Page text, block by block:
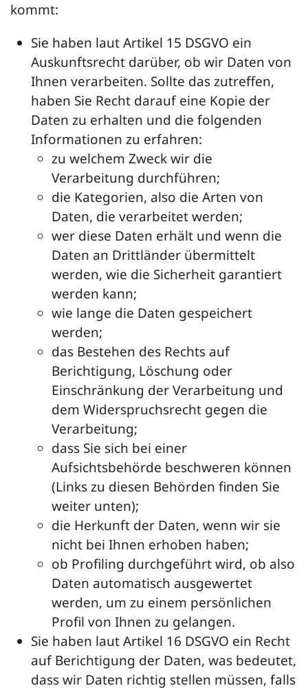
kommt:
Sie haben laut Artikel 15 DSGVO ein
Auskunftsrecht darüber, ob wir Daten von
Ihnen verarbeiten. Sollte das zutreffen,
haben Sie Recht darauf eine Kopie der
Daten zu erhalten und die folgenden
Informationen zu erfahren:
zu welchem Zweck wir die
Verarbeitung durchführen;
die Kategorien, also die Arten von
Daten, die verarbeitet werden;
wer diese Daten erhält und wenn die
Daten an Drittländer übermittelt
werden, wie die Sicherheit garantiert
werden kann;
wie lange die Daten gespeichert
werden;
das Bestehen des Rechts auf
Berichtigung, Löschung oder
Einschränkung der Verarbeitung und
dem Widerspruchsrecht gegen die
Verarbeitung;
dass Sie sich bei einer
Aufsichtsbehörde beschweren können
(Links zu diesen Behörden finden Sie
weiter unten);
die Herkunft der Daten, wenn wir sie
nicht bei Ihnen erhoben haben;
ob Profiling durchgeführt wird, ob also
Daten automatisch ausgewertet
werden, um zu einem persönlichen
Profil von Ihnen zu gelangen.
Sie haben laut Artikel 16 DSGVO ein Recht
auf Berichtigung der Daten, was bedeutet,
dass wir Daten richtig stellen müssen, falls